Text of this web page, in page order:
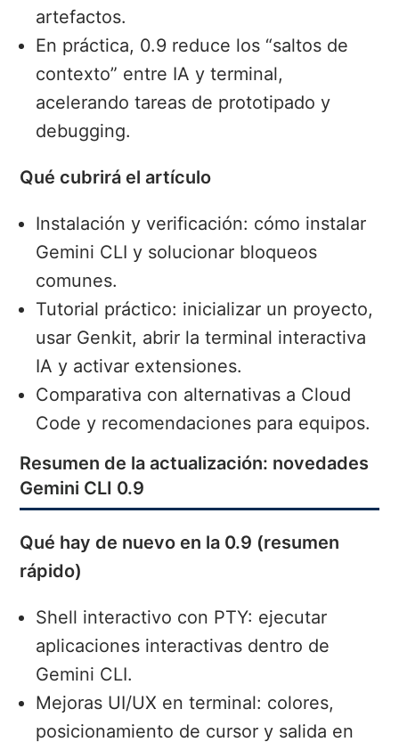
artefactos.
En práctica, 0.9 reduce los “saltos de
contexto” entre IA y terminal,
acelerando tareas de prototipado y
debugging.
Qué cubrirá el artículo
Instalación y verificación: cómo instalar
Gemini CLI y solucionar bloqueos
comunes.
Tutorial práctico: inicializar un proyecto,
usar Genkit, abrir la terminal interactiva
IA y activar extensiones.
Comparativa con alternativas a Cloud
Code y recomendaciones para equipos.
Resumen de la actualización: novedades
Gemini CLI 0.9
Qué hay de nuevo en la 0.9 (resumen
rápido)
Shell interactivo con PTY: ejecutar
aplicaciones interactivas dentro de
Gemini CLI.
Mejoras UI/UX en terminal: colores,
posicionamiento de cursor y salida en